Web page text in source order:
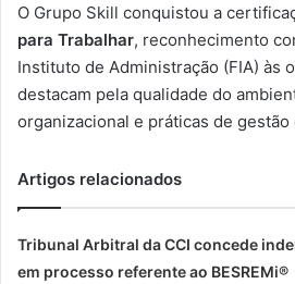
O Grupo Skill conquistou a
para Trabalhar, reconhecimento
Instituto de Administração (FIA) às
destacam pela qualidade do
organizacional e práticas de gestão
Artigos relacionados
Tribunal Arbitral da CCI concede
em processo referente ao BESREMi®